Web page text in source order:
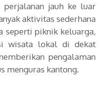
jauh ke luar
aktivitas sederhana
seperti piknik keluarga,
wisata lokal di dekat
pengalaman
menguras kantong.